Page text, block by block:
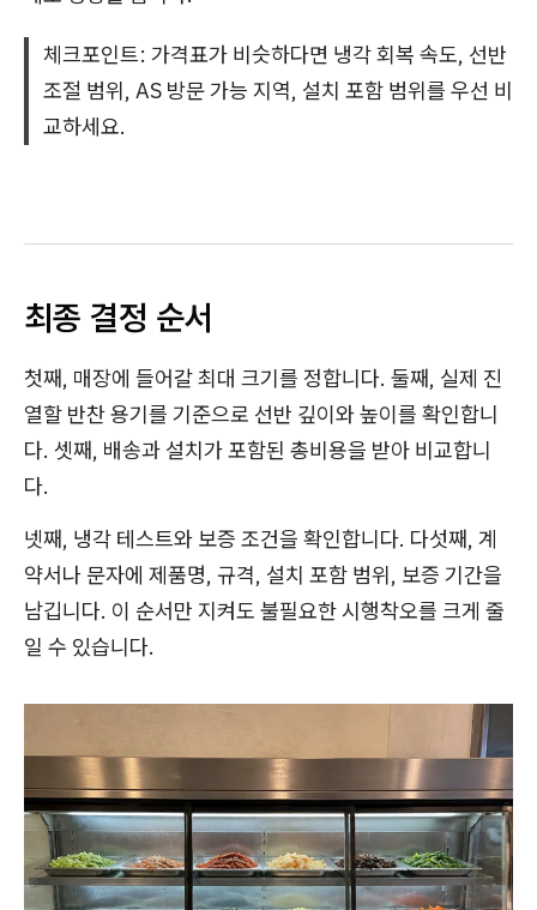
체크포인트: 가격표가 비슷하다면 냉각 회복 속도, 선반
조절 범위, AS 방문 가능 지역, 설치 포함 범위를 우선 비
교하세요.
최종 결정 순서
첫째, 매장에 들어갈 최대 크기를 정합니다. 둘째, 실제 진
열할 반찬 용기를 기준으로 선반 깊이와 높이를 확인합니
다. 셋째, 배송과 설치가 포함된 총비용을 받아 비교합니
다.
넷째, 냉각 테스트와 보증 조건을 확인합니다. 다섯째, 계
약서나 문자에 제품명, 규격, 설치 포함 범위, 보증 기간을
남깁니다. 이 순서만 지켜도 불필요한 시행착오를 크게 줄
일 수 있습니다.